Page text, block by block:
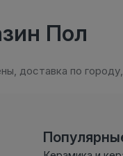
Пол
доставка по